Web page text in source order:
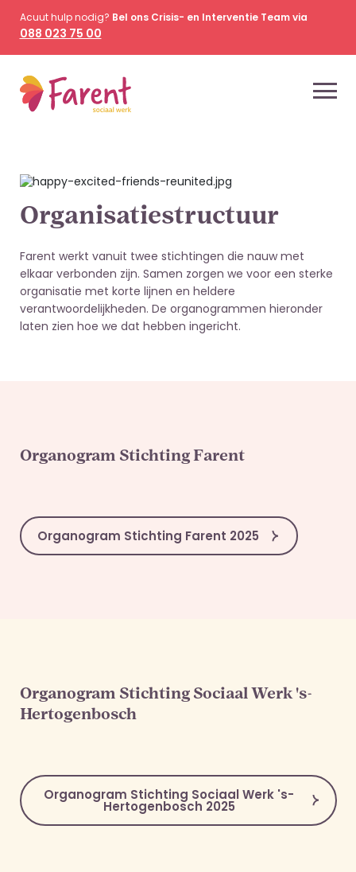
Acuut hulp nodig? Bel ons Crisis- en Interventie Team via
088 023 75 00
Organisatiestructuur
Farent werkt vanuit twee stichtingen die nauw met
elkaar verbonden zijn. Samen zorgen we voor een sterke
organisatie met korte lijnen en heldere
verantwoordelijkheden. De organogrammen hieronder
laten zien hoe we dat hebben ingericht.
Organogram Stichting Farent
Organogram Stichting Farent 2025
Organogram Stichting Sociaal Werk 's-
Hertogenbosch
Organogram Stichting Sociaal Werk 's-
Hertogenbosch 2025